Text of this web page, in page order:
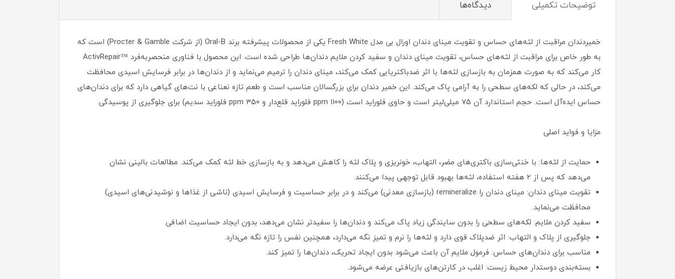
توضیحات تکمیلی دیدگاه‌ها
خمیردندان مراقبت از لثه‌های حساس و تقویت مینای دندان اورال بی مدل Fresh White یکی از محصولات پیشرفته برند Oral-B (از شرکت Procter & Gamble) است که
به طور خاص برای مراقبت از لثه‌های حساس، تقویت مینای دندان و سفید کردن ملایم دندان‌ها طراحی شده است. این محصول با فناوری منحصربه‌فرد ™ActivRepair
کار می‌کند که به صورت همزمان به بازسازی لثه‌ها با اثر ضدباکتریایی کمک می‌کند، مینای دندان را ترمیم می‌نماید و از دندان‌ها در برابر فرسایش اسیدی محافظت
می‌کند، در حالی که لکه‌های سطحی را به آرامی پاک می‌کند. این خمیر دندان برای بزرگسالان مناسب است و طعم تازه نعناعی با نت‌های گیاهی دارد که برای دندان‌های
حساس ایده‌آل است. حجم استاندارد آن ۷۵ میلی‌لیتر است و حاوی فلوراید است (۱۱۰۰ ppm فلوراید قلع‌دار و ۳۵۰ ppm فلوراید سدیم) برای جلوگیری از پوسیدگی.
مزایا و فواید اصلی
حمایت از لثه‌ها: با خنثی‌سازی باکتری‌های مضر، التهاب، خونریزی و پلاک لثه را کاهش می‌دهد و به بازسازی خط لثه کمک می‌کند. مطالعات بالینی نشان
می‌دهد که پس از ۲ هفته استفاده، لثه‌ها بهبود قابل توجهی پیدا می‌کنند.
تقویت مینای دندان: مینای دندان را remineralize (بازسازی معدنی) می‌کند و در برابر حساسیت و فرسایش اسیدی (ناشی از غذاها و نوشیدنی‌های اسیدی)
محافظت می‌نماید.
سفید کردن ملایم: لکه‌های سطحی را بدون سایندگی زیاد پاک می‌کند و دندان‌ها را سفیدتر نشان می‌دهد، بدون ایجاد حساسیت اضافی.
جلوگیری از پلاک و التهاب: اثر ضدپلاک قوی دارد و لثه‌ها را نرم و تمیز نگه می‌دارد، همچنین نفس را تازه نگه می‌دارد.
مناسب برای دندان‌های حساس: فرمول ملایم آن باعث می‌شود بدون ایجاد تحریک، دندان‌ها را تمیز کند.
بسته‌بندی دوستدار محیط زیست: اغلب در کارتن‌های بازیافتی عرضه می‌شود.